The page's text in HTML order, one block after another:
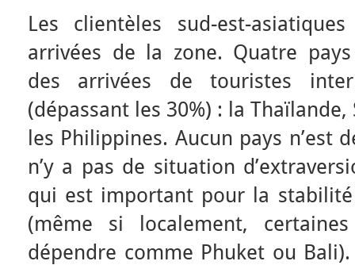
Les clientèles sud-est-
arrivées de la zone. Quatre
des arrivées de touristes
(dépassant les 30%) : la
les Philippines. Aucun pays n’est
n’y a pas de situation
qui est important pour la
(même si localement,
dépendre comme Phuket ou